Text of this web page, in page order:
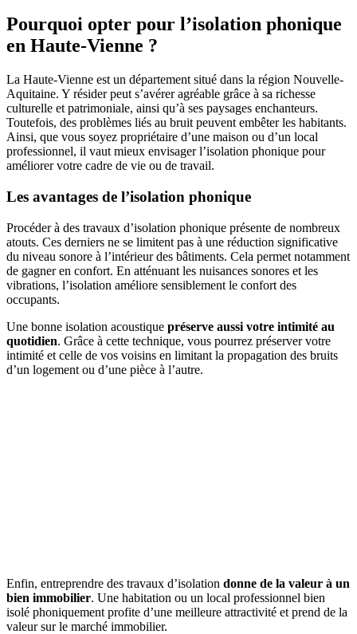
Pourquoi opter pour l’isolation phonique
en Haute-Vienne ?
La Haute-Vienne est un département situé dans la région Nouvelle-
Aquitaine. Y résider peut s’avérer agréable grâce à sa richesse
culturelle et patrimoniale, ainsi qu’à ses paysages enchanteurs.
Toutefois, des problèmes liés au bruit peuvent embêter les habitants.
Ainsi, que vous soyez propriétaire d’une maison ou d’un local
professionnel, il vaut mieux envisager l’isolation phonique pour
améliorer votre cadre de vie ou de travail.
Les avantages de l’isolation phonique
Procéder à des travaux d’isolation phonique présente de nombreux
atouts. Ces derniers ne se limitent pas à une réduction significative
du niveau sonore à l’intérieur des bâtiments. Cela permet notamment
de gagner en confort. En atténuant les nuisances sonores et les
vibrations, l’isolation améliore sensiblement le confort des
occupants.
Une bonne isolation acoustique préserve aussi votre intimité au
quotidien. Grâce à cette technique, vous pourrez préserver votre
intimité et celle de vos voisins en limitant la propagation des bruits
d’un logement ou d’une pièce à l’autre.
Enfin, entreprendre des travaux d’isolation donne de la valeur à un
bien immobilier. Une habitation ou un local professionnel bien
isolé phoniquement profite d’une meilleure attractivité et prend de la
valeur sur le marché immobilier.